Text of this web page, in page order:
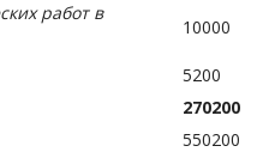
работ в
10000
5200
270200
550200